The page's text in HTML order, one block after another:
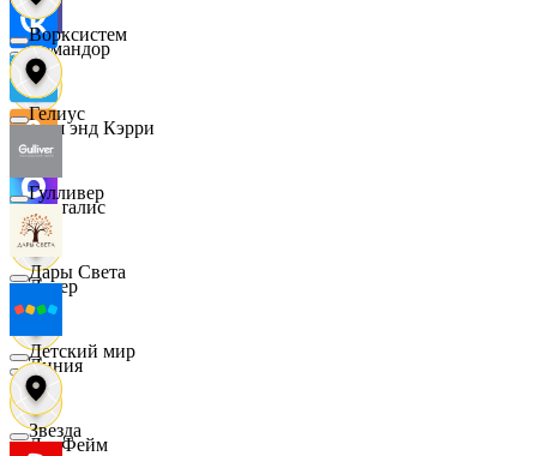
Командор
Кэш энд Кэрри
Лакталис
Левер
Линия
ЛисФейм
Ворксистем
Гелиус
Гулливер
Дары Света
Детский мир
Звезда